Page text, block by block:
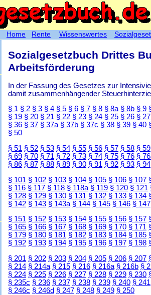
Sozialgesetzbuch Drittes
Arbeitsförderung
In der Fassung des Gesetzes zur
damit zusammenhängender
§ 1 § 2 § 3 § 4 § 5 § 6 § 7 § 8 § 8a § 8b § 9
§ 19 § 20 § 21 § 22 § 23 § 24 § 25 § 26 § 27
§ 36 § 37 § 37a § 37b § 37c § 38 § 39 § 40
§ 50
§ 51 § 52 § 53 § 54 § 55 § 56 § 57 § 58 § 59
§ 69 § 70 § 71 § 72 § 73 § 74 § 75 § 76 §
§ 86 § 87 § 88 § 89 § 90 § 91 § 92 § 93 § 94
§ 101 § 102 § 103 § 104 § 105 § 106 § 107
§ 116 § 117 § 118 § 118a § 119 § 120 § 121
§ 128 § 129 § 130 § 131 § 132 § 133 § 134
§ 142 § 143 § 143a § 144 § 145 § 146 § 147
§ 151 § 152 § 153 § 154 § 155 § 156 § 157
§ 165 § 166 § 167 § 168 § 169 § 170 § 171
§ 179 § 180 § 181 § 182 § 183 § 184 § 185
§ 192 § 193 § 194 § 195 § 196 § 197 § 198
§ 201 § 202 § 203 § 204 § 205 § 206 § 207
§ 214 § 214a § 215 § 216 § 216a § 216b §
§ 224 § 225 § 226 § 227 § 228 § 229 § 230
§ 235c § 236 § 237 § 238 § 239 § 240 § 241
§ 246c § 246d § 247 § 248 § 249 § 250
Home Rente Wissenswertes